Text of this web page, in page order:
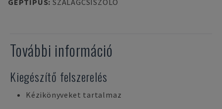
GÉPTÍPUS: SZALAGCSISZOLÓ
További információ
Kiegészítő felszerelés
Kézikönyveket tartalmaz